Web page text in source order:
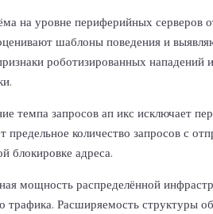
на уровне периферийных серверов
шаблоны поведения и
роботизированных нападений
темпа запросов ап икс исключает
предельное количество запросов с
блокировке адреса.
мощность распределённой
трафика. Расширяемость структуры